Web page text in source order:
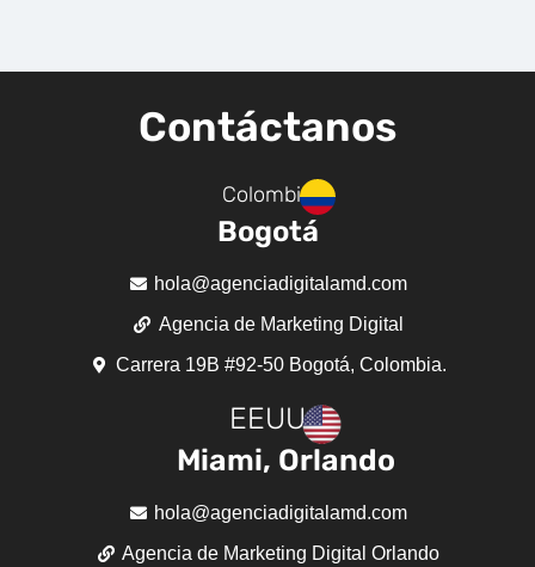
Contáctanos
Colombia
Bogotá
hola@agenciadigitalamd.com
Agencia de Marketing Digital
Carrera 19B #92-50 Bogotá, Colombia.
EEUU
Miami, Orlando
hola@agenciadigitalamd.com
Agencia de Marketing Digital Orlando